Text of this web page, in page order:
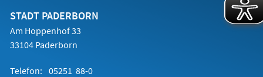
STADT PADERBORN
Am Hoppenhof 33
33104 Paderborn
Telefon: 05251 88-0